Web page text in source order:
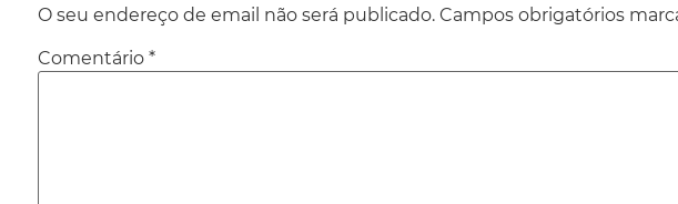
O seu endereço de email não será publicado. Campos obrigatórios
Comentário *